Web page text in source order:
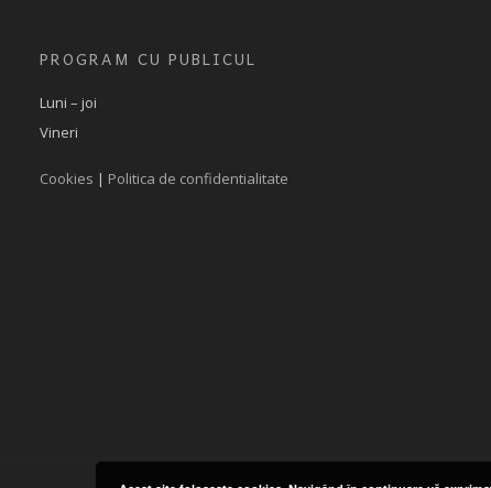
PROGRAM CU PUBLICUL
Luni – joi
Vineri
Cookies | Politica de confidentialitate